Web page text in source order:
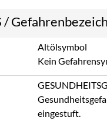
Altölsymbol
Kein
eingestuft.